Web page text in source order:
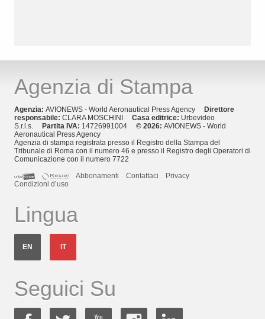
Agenzia di Stampa
Agenzia: AVIONEWS - World Aeronautical Press Agency
Direttore
responsabile: CLARA MOSCHINI Casa editrice: Urbevideo
S.r.l.s.
Partita IVA: 14726991004 © 2026: AVIONEWS - World
Aeronautical Press Agency
Agenzia di stampa registrata presso il Registro della Stampa del
Tribunale di Roma con il numero 46 e presso il Registro degli Operatori di
Comunicazione con il numero 7722
Abbonamenti
Contattaci
Privacy
Condizioni d’uso
Lingua
EN IT
Seguici Su